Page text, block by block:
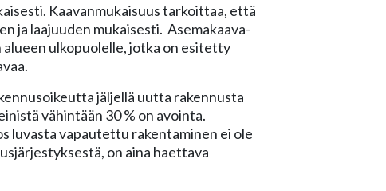
Kaavanmukaisuus tarkoittaa, että
ja laajuuden mukaisesti. Asemakaava-
ulkopuolelle, jotka on esitetty
jäljellä uutta rakennusta
vähintään 30 % on avointa.
luvasta vapautettu rakentaminen ei ole
on aina haettava